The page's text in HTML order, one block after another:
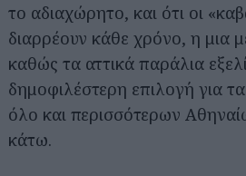
το αδιαχώρητο, και ότι οι
διαρρέουν κάθε χρόνο, η μια
καθώς τα αττικά παράλια
δημοφιλέστερη επιλογή για
όλο και περισσότερων
κάτω.